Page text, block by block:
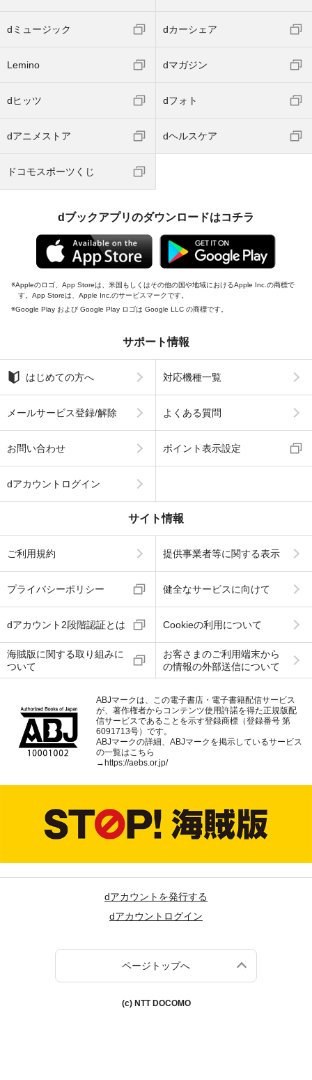
dミュージック dカーシェア
Lemino dマガジン
dヒッツ dフォト
dアニメストア dヘルスケア
ドコモスポーツくじ
dブックアプリのダウンロードはコチラ
Appleのロゴ、App Storeは、米国もしくはその他の国や地域におけるApple Inc.の商標で
す。App Storeは、Apple Inc.のサービスマークです。
Google Play および Google Play ロゴは Google LLC の商標です。
サポート情報
はじめての方へ 対応機種一覧
メールサービス登録/解除 よくある質問
お問い合わせ ポイント表示設定
dアカウントログイン
サイト情報
ご利用規約 提供事業者等に関する表示
プライバシーポリシー 健全なサービスに向けて
dアカウント2段階認証とは Cookieの利用について
海賊版に関する取り組みに
ついて
お客さまのご利用端末から
の情報の外部送信について
ABJマークは、この電子書店・電子書籍配信サービス
が、著作権者からコンテンツ使用許諾を得た正規版配
信サービスであることを示す登録商標（登録番号 第
6091713号）です。
ABJマークの詳細、ABJマークを掲示しているサービス
の一覧はこちら
→https://aebs.or.jp/
dアカウントを発行する
dアカウントログイン
ページトップへ
(c) NTT DOCOMO